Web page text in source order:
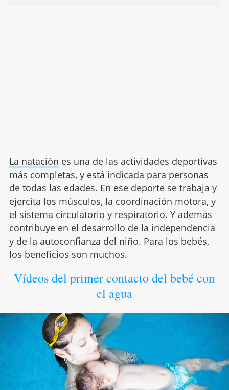
La natación es una de las actividades deportivas
más completas, y está indicada para personas
de todas las edades. En ese deporte se trabaja y
ejercita los músculos, la coordinación motora, y
el sistema circulatorio y respiratorio. Y además
contribuye en el desarrollo de la independencia
y de la autoconfianza del niño. Para los bebés,
los beneficios son muchos.
Vídeos del primer contacto del bebé con
el agua